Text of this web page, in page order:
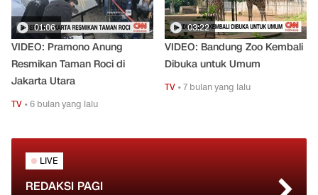
01:06
VIDEO: Pramono Anung
Resmikan Taman Roci di
Jakarta Utara
TV •6 bulan yang lalu
03:22
VIDEO: Bandung Zoo Kembali
Dibuka untuk Umum
TV •7 bulan yang lalu
LIVE
REDAKSI PAGI